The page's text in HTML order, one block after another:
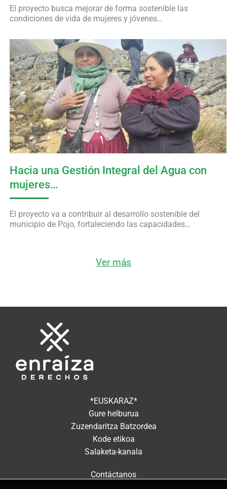
El proyecto busca mejorar de forma sostenible las
condiciones de vida de mujeres y jóvenes…
Hacia una Gestión Integral del Agua con
mujeres…
El proyecto va a contribuir al desarrollo sostenible del
municipio de Pojo, fortaleciendo las capacidades…
Ver más
*EUSKARAZ*
Gure helburua
Zuzendaritza Batzordea
Kode etikoa
Salaketa-kanala
Contáctanos